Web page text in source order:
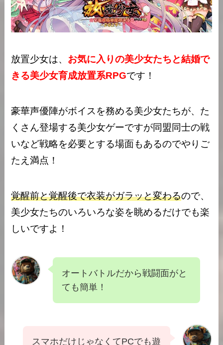
放置少女は、 お気に入りの美少女たちと結婚で
きる美少女育成放置系RPGです！
豪華声優陣がボイスを務める美少女たちが、た
くさん登場する美少女ゲーですが同盟同士の戦
いなど戦略を必要とする場面もあるのでやりご
たえ満点！
覚醒前と覚醒後で衣装がガラッと変わるので、
美少女たちのいろいろな姿を眺めるだけでも楽
しいですよ！
オートバトルだから戦闘面がと
ても簡単！
スマホだけじゃなくてPCでも遊